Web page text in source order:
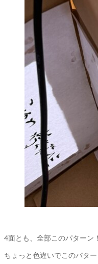
4面とも、全部このパターン
ちょっと色違いでこのパター